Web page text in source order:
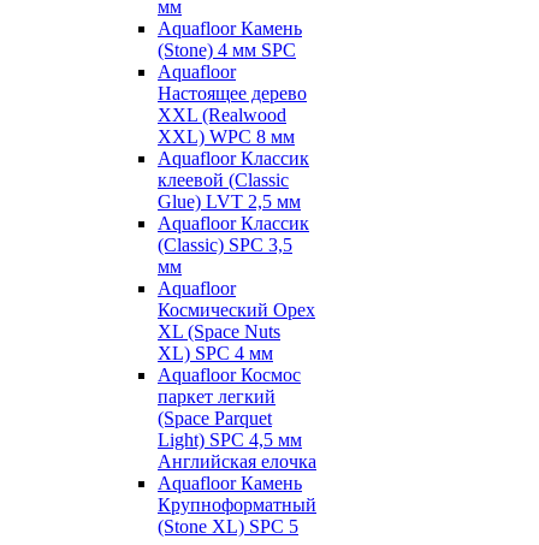
мм
Aquafloor Камень
(Stone) 4 мм SPC
Aquafloor
Настоящее дерево
XXL (Realwood
XXL) WPC 8 мм
Aquafloor Классик
клеевой (Classic
Glue) LVT 2,5 мм
Aquafloor Классик
(Classic) SPC 3,5
мм
Aquafloor
Космический Орех
XL (Space Nuts
XL) SPC 4 мм
Aquafloor Космос
паркет легкий
(Space Parquet
Light) SPC 4,5 мм
Английская елочка
Aquafloor Камень
Крупноформатный
(Stone XL) SPC 5